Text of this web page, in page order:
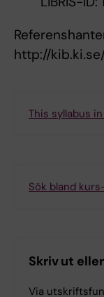
http://
This syllabus
Sök bland
Skriv ut
Via